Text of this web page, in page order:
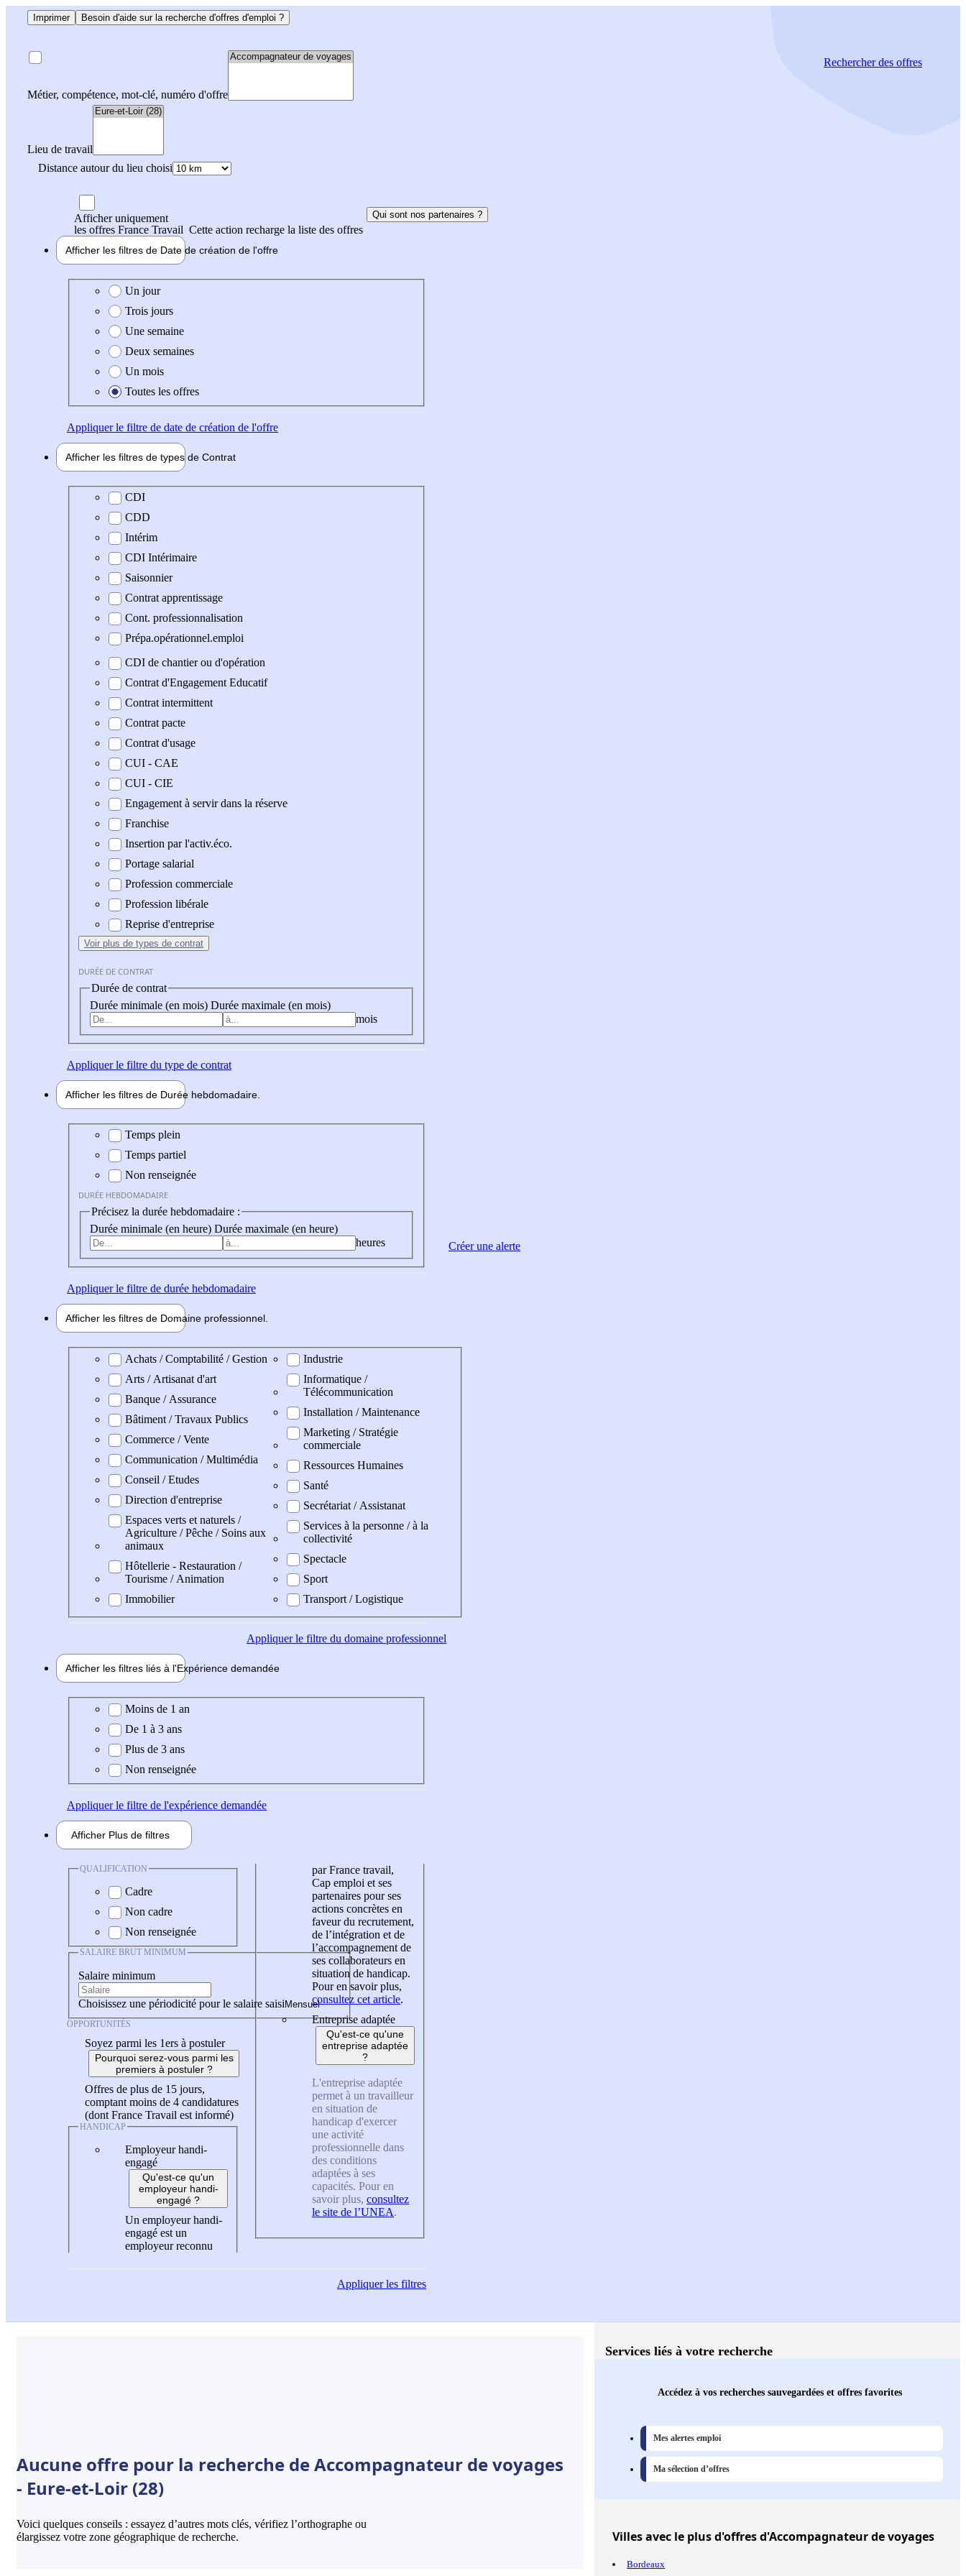
Imprimer Besoin d'aide sur la recherche d'offres d'emploi ?
Métier, compétence, mot-clé, numéro d'offre
Lieu de travail
Distance autour du lieu choisi
Rechercherdes offres
Afficher uniquement
les offres France Travail Cette action recharge la liste des offres
Qui sont nos partenaires ?
Afficher les filtres de Date de création de l'offre
Date de création de l'offre
Un jour
Trois jours
Une semaine
Deux semaines
Un mois
Toutes les offres
Appliquerle filtre de date de création de l'offre
Afficher les filtres de types de Contrat
Type de contrat
CDI
CDD
Intérim
CDI Intérimaire
Saisonnier
Contrat apprentissage
Cont. professionnalisation
Prépa.opérationnel.emploi
CDI de chantier ou d'opération
Contrat d'Engagement Educatif
Contrat intermittent
Contrat pacte
Contrat d'usage
CUI - CAE
CUI - CIE
Engagement à servir dans la réserve
Franchise
Insertion par l'activ.éco.
Portage salarial
Profession commerciale
Profession libérale
Reprise d'entreprise
Voir plus de types de contrat
DURÉE DE CONTRAT
Durée de contrat
Durée minimale (en mois) Durée maximale (en mois)
mois
Appliquerle filtre du type de contrat
Afficher les filtres de Durée hebdomadaire
Durée hebdomadaire
Temps plein
Temps partiel
Non renseignée
DURÉE HEBDOMADAIRE
Précisez la durée hebdomadaire :
Durée minimale (en heure) Durée maximale (en heure)
heures
Appliquerle filtre de durée hebdomadaire
Afficher les filtres de Domaine professionnel
Domaine professionel
Achats / Comptabilité / Gestion
Arts / Artisanat d'art
Banque / Assurance
Bâtiment / Travaux Publics
Commerce / Vente
Communication / Multimédia
Conseil / Etudes
Direction d'entreprise
Espaces verts et naturels /
Agriculture / Pêche / Soins aux
animaux
Hôtellerie - Restauration /
Tourisme / Animation
Immobilier
Industrie
Informatique /
Télécommunication
Installation / Maintenance
Marketing / Stratégie
commerciale
Ressources Humaines
Santé
Secrétariat / Assistanat
Services à la personne / à la
collectivité
Spectacle
Sport
Transport / Logistique
Appliquerle filtre du domaine professionnel
Afficher les filtres liés à l'Expérience demandée
Expérience demandée
Moins de 1 an
De 1 à 3 ans
Plus de 3 ans
Non renseignée
Appliquerle filtre de l'expérience demandée
Afficher Plus de filtres
QUALIFICATION
Cadre
Non cadre
Non renseignée
SALAIRE BRUT MINIMUM
Salaire minimum
Choisissez une périodicité pour le salaire saisi
OPPORTUNITÉS
Soyez parmi les 1ers à postuler
Pourquoi serez-vous parmi les
premiers à postuler ?
Offres de plus de 15 jours,
comptant moins de 4 candidatures
(dont France Travail est informé)
HANDICAP
Employeur handi-
engagé
Qu'est-ce qu'un
employeur handi-
engagé ?
Un employeur handi-
engagé est un
employeur reconnu
par France travail,
Cap emploi et ses
partenaires pour ses
actions concrètes en
faveur du recrutement,
de l’intégration et de
l’accompagnement de
ses collaborateurs en
situation de handicap.
Pour en savoir plus,
consultez cet article.
Entreprise adaptée
Qu'est-ce qu'une
entreprise adaptée
?
L'entreprise adaptée
permet à un travailleur
en situation de
handicap d'exercer
une activité
professionnelle dans
des conditions
adaptées à ses
capacités. Pour en
savoir plus, consultez
le site de l’UNEA.
Appliquerles filtres
Créer une alerte
Aucune offre pour la recherche de Accompagnateur de voyages
- Eure-et-Loir (28)
Voici quelques conseils : essayez d’autres mots clés, vérifiez l’orthographe ou
élargissez votre zone géographique de recherche.
Services liés à votre recherche
Accédez à vos recherches sauvegardées et offres favorites
Mes alertes emploi
Ma sélection d’offres
Villesavec le plus d'offres d'Accompagnateur de voyages
Bordeaux